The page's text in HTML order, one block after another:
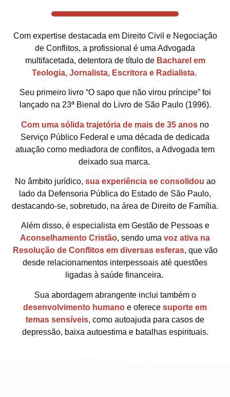
Com expertise destacada em Direito Civil e Negociação
de Conflitos, a profissional é uma Advogada
multifacetada, detentora de título de Bacharel em
Teologia, Jornalista, Escritora e Radialista.
Seu primeiro livro “O sapo que não virou príncipe” foi
lançado na 23ª Bienal do Livro de São Paulo (1996).
Com uma sólida trajetória de mais de 35 anos no
Serviço Público Federal e uma década de dedicada
atuação como mediadora de conflitos, a Advogada tem
deixado sua marca.
No âmbito jurídico, sua experiência se consolidou ao
lado da Defensoria Pública do Estado de São Paulo,
destacando-se, sobretudo, na área de Direito de Família.
Além disso, é especialista em Gestão de Pessoas e
Aconselhamento Cristão, sendo uma voz ativa na
Resolução de Conflitos em diversas esferas, que vão
desde relacionamentos interpessoais até questões
ligadas à saúde financeira.
Sua abordagem abrangente inclui também o
desenvolvimento humano e oferece suporte em
temas sensíveis, como autoajuda para casos de
depressão, baixa autoestima e batalhas espirituais.